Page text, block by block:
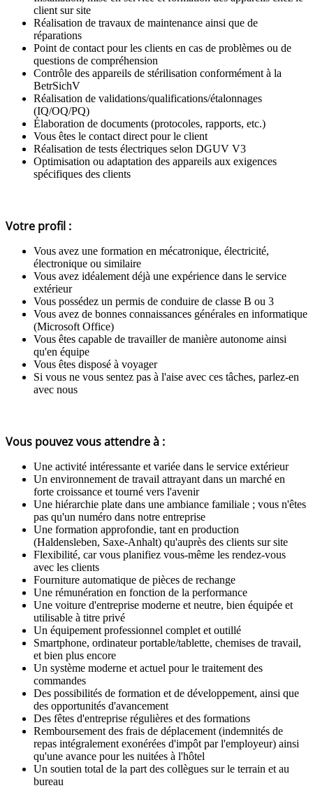
client sur site
Réalisation de travaux de maintenance ainsi que de
réparations
Point de contact pour les clients en cas de problèmes ou de
questions de compréhension
Contrôle des appareils de stérilisation conformément à la
BetrSichV
Réalisation de validations/qualifications/étalonnages
(IQ/OQ/PQ)
Élaboration de documents (protocoles, rapports, etc.)
Vous êtes le contact direct pour le client
Réalisation de tests électriques selon DGUV V3
Optimisation ou adaptation des appareils aux exigences
spécifiques des clients
Votre profil :
Vous avez une formation en mécatronique, électricité,
électronique ou similaire
Vous avez idéalement déjà une expérience dans le service
extérieur
Vous possédez un permis de conduire de classe B ou 3
Vous avez de bonnes connaissances générales en informatique
(Microsoft Office)
Vous êtes capable de travailler de manière autonome ainsi
qu'en équipe
Vous êtes disposé à voyager
Si vous ne vous sentez pas à l'aise avec ces tâches, parlez-en
avec nous
Vous pouvez vous attendre à :
Une activité intéressante et variée dans le service extérieur
Un environnement de travail attrayant dans un marché en
forte croissance et tourné vers l'avenir
Une hiérarchie plate dans une ambiance familiale ; vous n'êtes
pas qu'un numéro dans notre entreprise
Une formation approfondie, tant en production
(Haldensleben, Saxe-Anhalt) qu'auprès des clients sur site
Flexibilité, car vous planifiez vous-même les rendez-vous
avec les clients
Fourniture automatique de pièces de rechange
Une rémunération en fonction de la performance
Une voiture d'entreprise moderne et neutre, bien équipée et
utilisable à titre privé
Un équipement professionnel complet et outillé
Smartphone, ordinateur portable/tablette, chemises de travail,
et bien plus encore
Un système moderne et actuel pour le traitement des
commandes
Des possibilités de formation et de développement, ainsi que
des opportunités d'avancement
Des fêtes d'entreprise régulières et des formations
Remboursement des frais de déplacement (indemnités de
repas intégralement exonérées d'impôt par l'employeur) ainsi
qu'une avance pour les nuitées à l'hôtel
Un soutien total de la part des collègues sur le terrain et au
bureau